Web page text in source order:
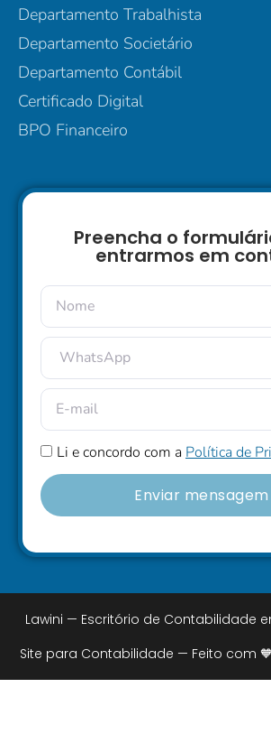
Departamento Trabalhista
Departamento Societário
Departamento Contábil
Certificado Digital
BPO Financeiro
Preencha o
entrarmos em
Li e concordo com a Política de
Enviar mensagem
Lawini — Escritório de Contabilidade
Site para Contabilidade — Feito com 🧡